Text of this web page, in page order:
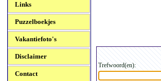
Links
Puzzelboekjes
Vakantiefoto's
Disclaimer
Contact
Trefwoord(en):